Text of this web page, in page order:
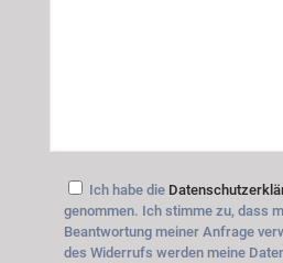
Ich habe die
genommen. Ich stimme zu, dass
Beantwortung meiner Anfrage
des Widerrufs werden meine